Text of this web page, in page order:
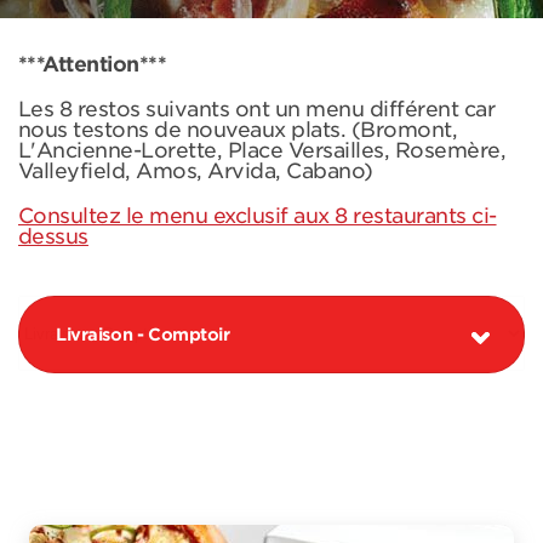
***Attention***
Les 8 restos suivants ont un menu différent car
nous testons de nouveaux plats. (Bromont,
L'Ancienne-Lorette, Place Versailles, Rosemère,
Valleyfield, Amos, Arvida, Cabano)
Consultez le menu exclusif aux 8 restaurants ci-
dessus
Livraison - Comptoir